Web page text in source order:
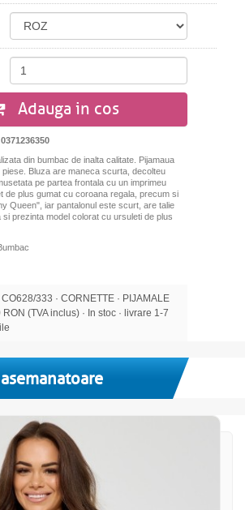
Adauga in cos
0371236350
din bumbac de inalta calitate. Pijamaua
Bluza are maneca scurta, decolteu
pe partea frontala cu un imprimeu
de plus gumat cu coroana regala, precum si
Queen", iar pantalonul este scurt, are talie
si prezinta model colorat cu ursuleti de plus
333 · CORNETTE · PIJAMALE
RON (TVA inclus) · In stoc · livrare 1-7